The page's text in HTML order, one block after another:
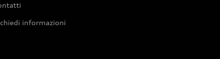
informazioni